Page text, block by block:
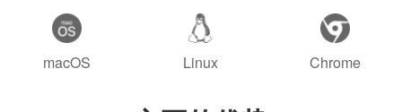
macOS Linux Chrome